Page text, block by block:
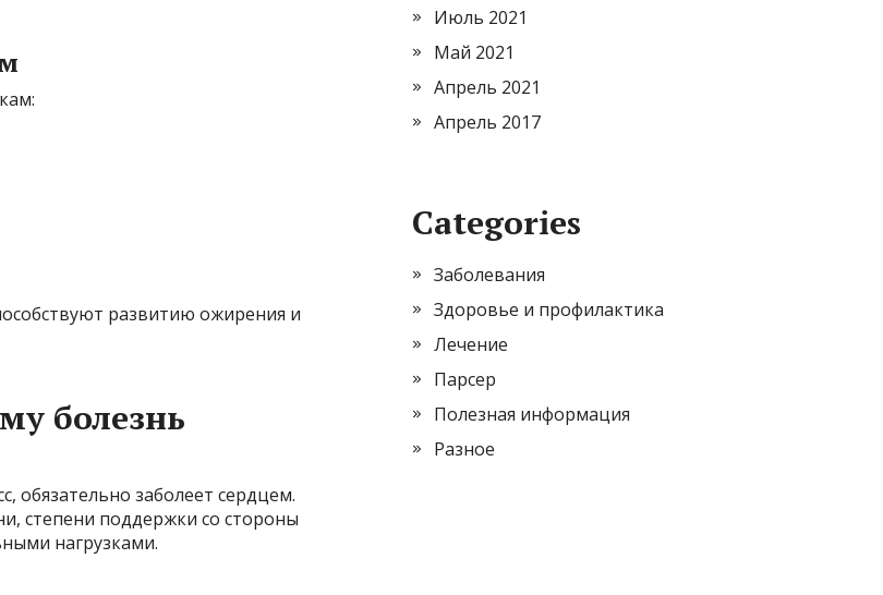
развитию ожирения и
болезнь
обязательно заболеет сердцем.
степени поддержки со стороны
нагрузками.
Июль 2021
Май 2021
Апрель 2021
Апрель 2017
Categories
Заболевания
Здоровье и профилактика
Лечение
Парсер
Полезная информация
Разное